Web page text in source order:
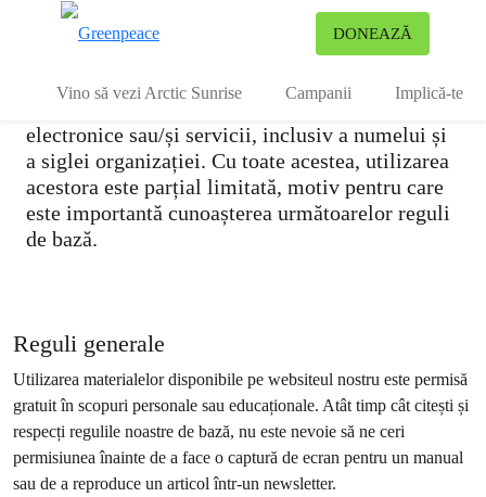
DONEAZĂ
Vino să vezi Arctic Sunrise Campanii Implică-te
Drepturi de autor
Greenpeace încurajează reproducerea și
distribuirea propriilor materiale, produse
electronice sau/și servicii, inclusiv a numelui și
a siglei organizației. Cu toate acestea, utilizarea
acestora este parțial limitată, motiv pentru care
este importantă cunoașterea următoarelor reguli
de bază.
Reguli generale
Utilizarea materialelor disponibile pe websiteul nostru este permisă
gratuit în scopuri personale sau educaționale. Atât timp cât citești și
respecți regulile noastre de bază, nu este nevoie să ne ceri
permisiunea înainte de a face o captură de ecran pentru un manual
sau de a reproduce un articol într-un newsletter.